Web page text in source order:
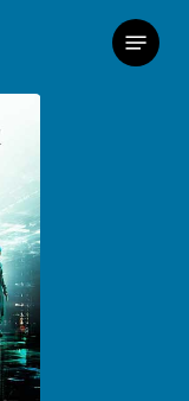
Menu